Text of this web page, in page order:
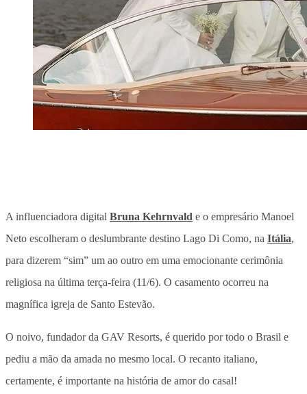
A influenciadora digital Bruna Kehrnvald e o empresário Manoel
Neto escolheram o deslumbrante destino Lago Di Como, na Itália,
para dizerem “sim” um ao outro em uma emocionante cerimônia
religiosa na última terça-feira (11/6). O casamento ocorreu na
magnífica igreja de Santo Estevão.
O noivo, fundador da GAV Resorts, é querido por todo o Brasil e
pediu a mão da amada no mesmo local. O recanto italiano,
certamente, é importante na história de amor do casal!